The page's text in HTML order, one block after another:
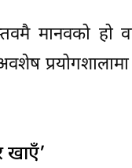
मानवको हो
प्रयोगशालामा
खाएँ’